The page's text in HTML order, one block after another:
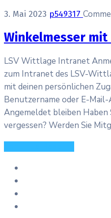
3. Mai 2023 p549317
Winkelmesser mit
LSV Wittlage Intranet
zum Intranet des LSV-
mit deinen persönlichen
Benutzername oder E-
Angemeldet bleiben Haben
vergessen? Werden Sie